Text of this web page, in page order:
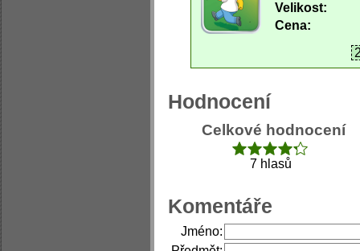
Velikost:
Cena:
Hodnocení
Celkové hodnocení
7 hlasů
Komentáře
Jméno: